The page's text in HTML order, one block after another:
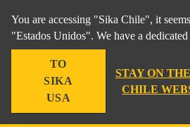
You are accessing "Sika Chile", it
"Estados Unidos". We have a
TO
SIKA
USA
STAY ON
CHILE
Construcción